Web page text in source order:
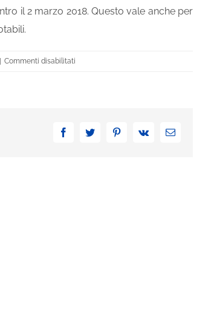
il 2 marzo 2018. Questo vale anche per
| Commenti disabilitati
FacebookTwitterPinterest
Vk Email